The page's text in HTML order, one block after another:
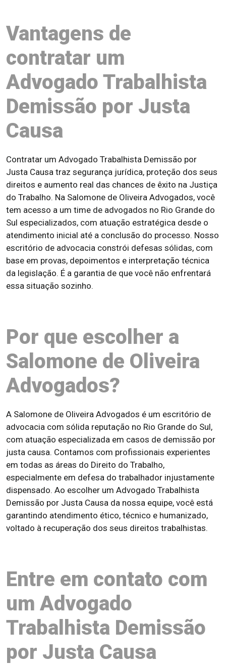
Vantagens de
contratar um
Advogado Trabalhista
Demissão por Justa
Causa
Contratar um Advogado Trabalhista Demissão por
Justa Causa traz segurança jurídica, proteção dos seus
direitos e aumento real das chances de êxito na Justiça
do Trabalho. Na Salomone de Oliveira Advogados, você
tem acesso a um time de advogados no Rio Grande do
Sul especializados, com atuação estratégica desde o
atendimento inicial até a conclusão do processo. Nosso
escritório de advocacia constrói defesas sólidas, com
base em provas, depoimentos e interpretação técnica
da legislação. É a garantia de que você não enfrentará
essa situação sozinho.
Por que escolher a
Salomone de Oliveira
Advogados?
A Salomone de Oliveira Advogados é um escritório de
advocacia com sólida reputação no Rio Grande do Sul,
com atuação especializada em casos de demissão por
justa causa. Contamos com profissionais experientes
em todas as áreas do Direito do Trabalho,
especialmente em defesa do trabalhador injustamente
dispensado. Ao escolher um Advogado Trabalhista
Demissão por Justa Causa da nossa equipe, você está
garantindo atendimento ético, técnico e humanizado,
voltado à recuperação dos seus direitos trabalhistas.
Entre em contato com
um Advogado
Trabalhista Demissão
por Justa Causa